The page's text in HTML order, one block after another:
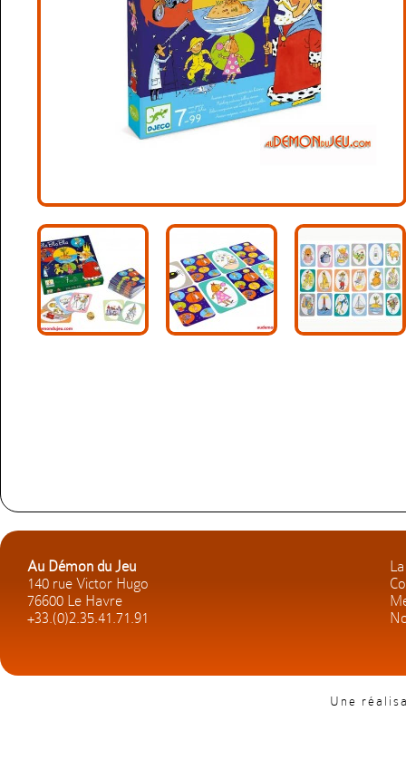
Au Démon du Jeu
140 rue Victor Hugo
76600 Le Havre
+33.(0)2.35.41.71.91
Une